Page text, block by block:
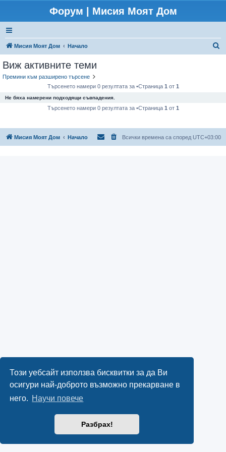
Този уебсайт използва бисквитки за да Ви
осигури най-доброто възможно прекарване в
него. Научи повече
Разбрах!
Форум | Мисия Моят Дом
Мисия Моят Дом Начало
Виж активните теми
Премини към разширено търсене
Търсенето намери 0 резултата за •Страница 1 от 1
Не бяха намерени подходящи съвпадения.
Търсенето намери 0 резултата за •Страница 1 от 1
Мисия Моят Дом Начало Всички времена са според UTC+03:00